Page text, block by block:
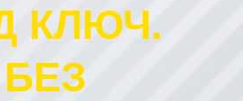
КЛЮЧ.
БЕЗ